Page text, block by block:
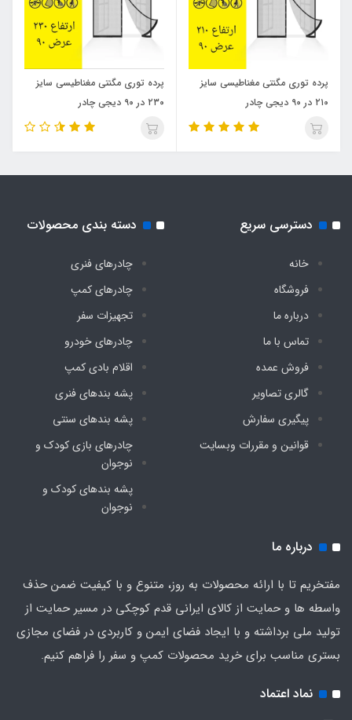
پرده توری مگنتی مغناطیسی سایز
۲۱۰ در ۹۰ دیجی چادر
پرده توری مگنتی مغناطیسی سایز
۲۳۰ در ۹۰ دیجی چادر
نماد اعتماد
دسترسی سریع
خانه
فروشگاه
درباره ما
تماس با ما
فروش عمده
گالری تصاویر
پیگیری سفارش
قوانین و مقررات وبسایت
دسته بندی محصولات
چادرهای فنری
چادرهای کمپ
تجهیزات سفر
چادرهای خودرو
اقلام بادی کمپ
پشه‌ بندهای فنری
پشه‌ بندهای سنتی
چادرهای بازی کودک و
نوجوان
پشه‌ بندهای کودک و
نوجوان
درباره ما
مفتخریم تا با ارائه محصولات به روز، متنوع و با کیفیت ضمن حذف
واسطه ها و حمایت از کالای ایرانی قدم کوچکی در مسیر حمایت از
تولید ملی برداشته و با ایجاد فضای ایمن و کاربردی در فضای مجازی
بستری مناسب برای خرید محصولات کمپ و سفر را فراهم کنیم.